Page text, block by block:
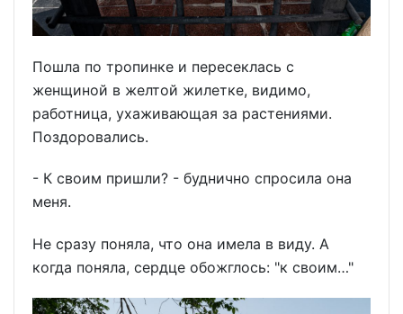
Пошла по тропинке и пересеклась с
женщиной в желтой жилетке, видимо,
работница, ухаживающая за растениями.
Поздоровались.
- К своим пришли? - буднично спросила она
меня.
Не сразу поняла, что она имела в виду. А
когда поняла, сердце обожглось: "к своим…"